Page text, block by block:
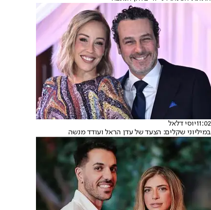
11:02יוסי דלאל
במיליוני שקלים: הצעד של עדן הראל ועודד מנשה